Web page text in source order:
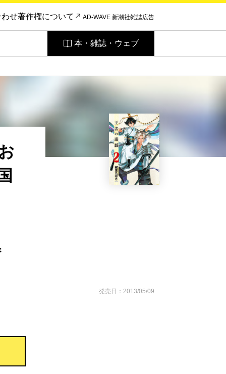
わせ著作権について AD-WAVE 新潮社雑誌広告
本・雑誌・ウェブ
発売日：2013/05/09